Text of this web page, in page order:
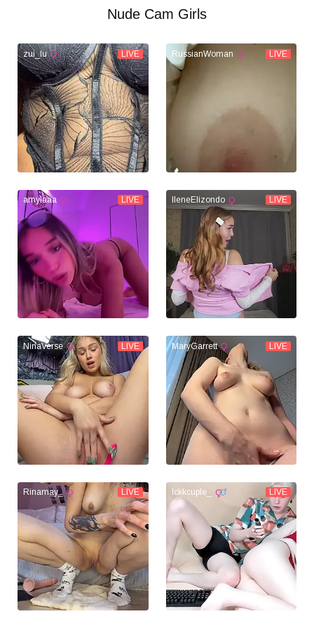
Nude Cam Girls
zui_lu LIVE RussianWoman LIVE
amylaaa LIVE IleneElizondo LIVE
NinaVerse LIVE MaryGarrett LIVE
Rinamay_ LIVE lckkcuple_ LIVE